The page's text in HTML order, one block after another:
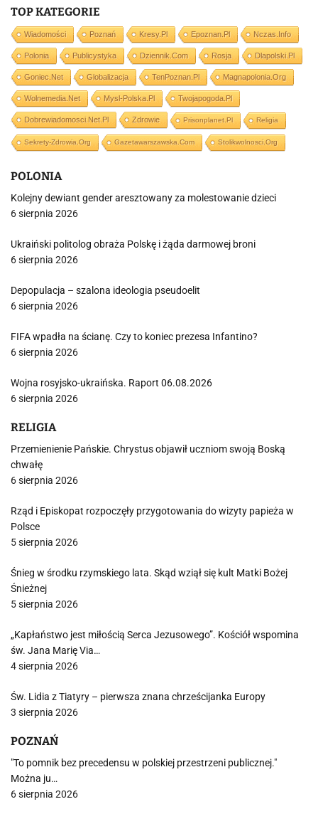
TOP KATEGORIE
Wiadomości Poznań Kresy.pl Epoznan.pl Nczas.info
Polonia Publicystyka Dziennik.com Rosja Dlapolski.pl
Goniec.net Globalizacja TenPoznan.pl Magnapolonia.org
Wolnemedia.net Mysl-Polska.pl Twojapogoda.pl
Dobrewiadomosci.net.pl Zdrowie Prisonplanet.pl Religia
Sekrety-Zdrowia.org Gazetawarszawska.com Stolikwolnosci.org
POLONIA
Kolejny dewiant gender aresztowany za molestowanie dzieci
6 sierpnia 2026
Ukraiński politolog obraża Polskę i żąda darmowej broni
6 sierpnia 2026
Depopulacja – szalona ideologia pseudoelit
6 sierpnia 2026
FIFA wpadła na ścianę. Czy to koniec prezesa Infantino?
6 sierpnia 2026
Wojna rosyjsko-ukraińska. Raport 06.08.2026
6 sierpnia 2026
RELIGIA
Przemienienie Pańskie. Chrystus objawił uczniom swoją Boską
chwałę
6 sierpnia 2026
Rząd i Episkopat rozpoczęły przygotowania do wizyty papieża w
Polsce
5 sierpnia 2026
Śnieg w środku rzymskiego lata. Skąd wziął się kult Matki Bożej
Śnieżnej
5 sierpnia 2026
„Kapłaństwo jest miłością Serca Jezusowego”. Kościół wspomina
św. Jana Marię Via…
4 sierpnia 2026
Św. Lidia z Tiatyry – pierwsza znana chrześcijanka Europy
3 sierpnia 2026
POZNAŃ
"To pomnik bez precedensu w polskiej przestrzeni publicznej."
Można ju…
6 sierpnia 2026